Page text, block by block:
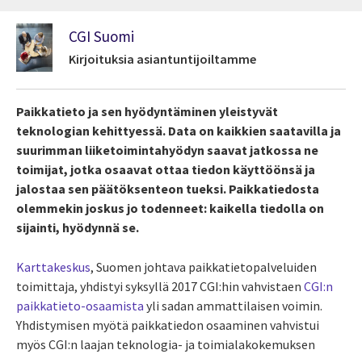
CGI Suomi
Kirjoituksia asiantuntijoiltamme
Paikkatieto ja sen hyödyntäminen yleistyvät
teknologian kehittyessä. Data on kaikkien saatavilla ja
suurimman liiketoimintahyödyn saavat jatkossa ne
toimijat, jotka osaavat ottaa tiedon käyttöönsä ja
jalostaa sen päätöksenteon tueksi. Paikkatiedosta
olemmekin joskus jo todenneet: kaikella tiedolla on
sijainti, hyödynnä se.
Karttakeskus, Suomen johtava paikkatietopalveluiden
toimittaja, yhdistyi syksyllä 2017 CGI:hin vahvistaen CGI:n
paikkatieto-osaamista yli sadan ammattilaisen voimin.
Yhdistymisen myötä paikkatiedon osaaminen vahvistui
myös CGI:n laajan teknologia- ja toimialakokemuksen